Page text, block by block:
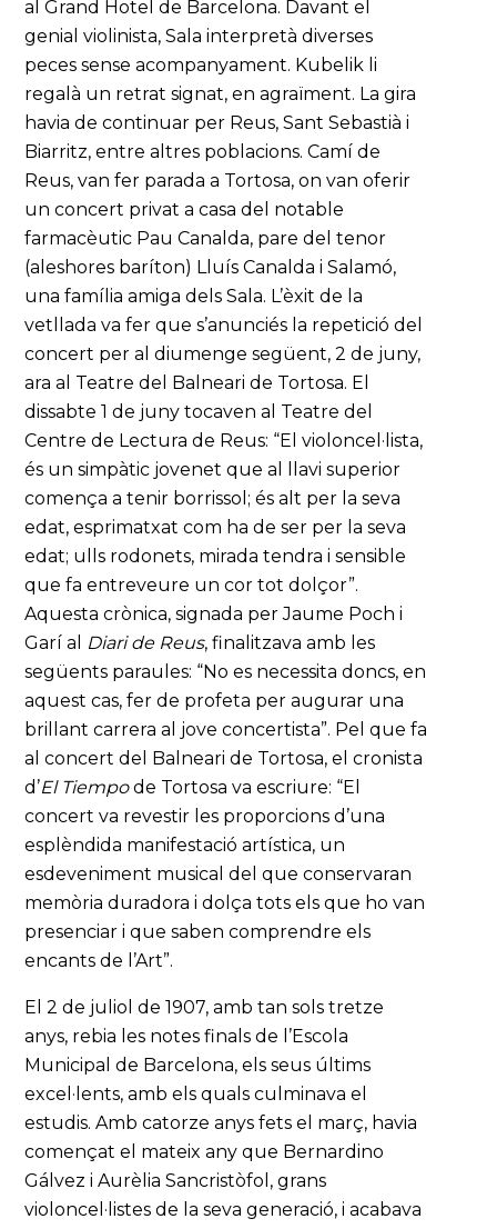
al Grand Hotel de Barcelona. Davant el
genial violinista, Sala interpretà diverses
peces sense acompanyament. Kubelik li
regalà un retrat signat, en agraïment. La gira
havia de continuar per Reus, Sant Sebastià i
Biarritz, entre altres poblacions. Camí de
Reus, van fer parada a Tortosa, on van oferir
un concert privat a casa del notable
farmacèutic Pau Canalda, pare del tenor
(aleshores baríton) Lluís Canalda i Salamó,
una família amiga dels Sala. L’èxit de la
vetllada va fer que s’anunciés la repetició del
concert per al diumenge següent, 2 de juny,
ara al Teatre del Balneari de Tortosa. El
dissabte 1 de juny tocaven al Teatre del
Centre de Lectura de Reus: “El violoncel·lista,
és un simpàtic jovenet que al llavi superior
comença a tenir borrissol; és alt per la seva
edat, esprimatxat com ha de ser per la seva
edat; ulls rodonets, mirada tendra i sensible
que fa entreveure un cor tot dolçor”.
Aquesta crònica, signada per Jaume Poch i
Garí al Diari de Reus, finalitzava amb les
següents paraules: “No es necessita doncs, en
aquest cas, fer de profeta per augurar una
brillant carrera al jove concertista”. Pel que fa
al concert del Balneari de Tortosa, el cronista
d’El Tiempode Tortosa va escriure: “El
concert va revestir les proporcions d’una
esplèndida manifestació artística, un
esdeveniment musical del que conservaran
memòria duradora i dolça tots els que ho van
presenciar i que saben comprendre els
encants de l’Art”.
El 2 de juliol de 1907, amb tan sols tretze
anys, rebia les notes finals de l’Escola
Municipal de Barcelona, els seus últims
excel·lents, amb els quals culminava el
estudis. Amb catorze anys fets el març, havia
començat el mateix any que Bernardino
Gálvez i Aurèlia Sancristòfol, grans
violoncel·listes de la seva generació, i acabava